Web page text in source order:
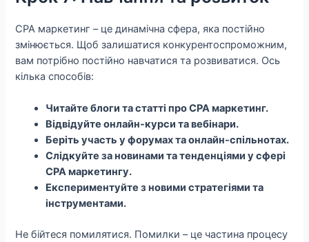
CPA маркетинг – це динамічна сфера, яка постійно
змінюється. Щоб залишатися конкурентоспроможним,
вам потрібно постійно навчатися та розвиватися. Ось
кілька способів:
Читайте блоги та статті про CPA маркетинг.
Відвідуйте онлайн-курси та вебінари.
Беріть участь у форумах та онлайн-спільнотах.
Слідкуйте за новинами та тенденціями у сфері
CPA маркетингу.
Експериментуйте з новими стратегіями та
інструментами.
Не бійтеся помилятися. Помилки – це частина процесу